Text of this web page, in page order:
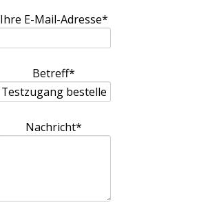
Pflichtfeld
Ihre E-Mail-Adresse*
Pflichtfeld
Betreff*
Pflichtfeld
Nachricht*